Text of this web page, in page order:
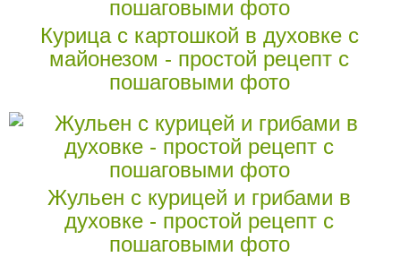
Курица с картошкой в духовке с
майонезом - простой рецепт с
пошаговыми фото
Жульен с курицей и грибами в
духовке - простой рецепт с
пошаговыми фото